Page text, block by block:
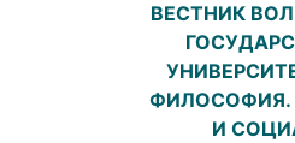
ВЕСТНИК
ФИЛОСОФИЯ.
И